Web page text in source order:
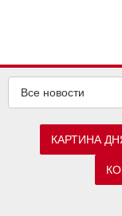
Все новости
КАРТИНА